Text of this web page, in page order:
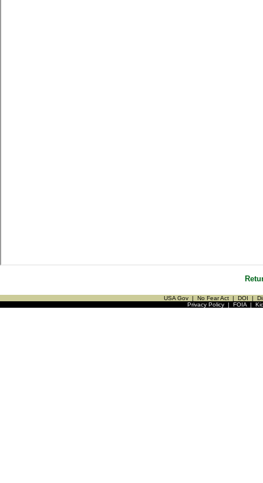
USA Gov | No Fear Act | DOI |
Privacy Policy| FOIA|